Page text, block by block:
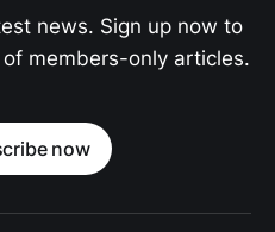
news. Sign up now to
members-only articles.
now